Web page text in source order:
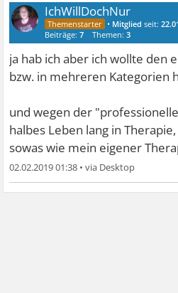
IchWillDochNur
• Mitglied seit:
Beiträge:7 Themen:3
ja hab ich aber ich wollte den
bzw. in mehreren Kategorien
und wegen der
halbes Leben lang in
sowas wie mein eigener
02.02.2019 01:38 •